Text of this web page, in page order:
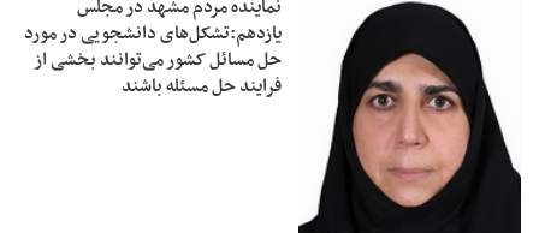
نماینده مردم مشهد در مجلس
یازدهم:تشکل‌های دانشجویی در مورد
حل مسائل کشور می‌توانند بخشی از
فرایند حل مسئله باشند